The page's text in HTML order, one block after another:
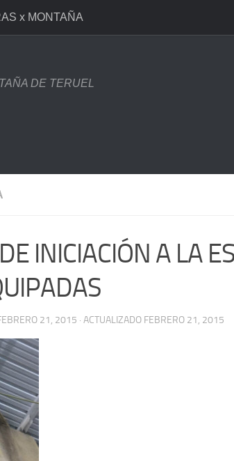
x MONTAÑA
DE TERUEL
INICIACIÓN A LA
21, 2015 · ACTUALIZADO FEBRERO 21, 2015